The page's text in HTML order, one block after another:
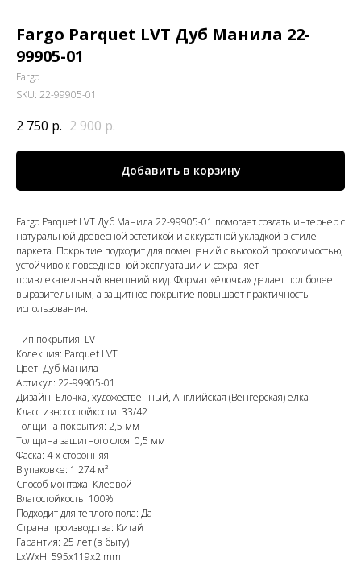
Fargo Parquet LVT Дуб Манила 22-
99905-01
Fargo
SKU: 22-99905-01
2 750 р. 2 900р.
Добавить в корзину
Fargo Parquet LVT Дуб Манила 22-99905-01 помогает создать интерьер с
натуральной древесной эстетикой и аккуратной укладкой в стиле
паркета. Покрытие подходит для помещений с высокой проходимостью,
устойчиво к повседневной эксплуатации и сохраняет
привлекательный внешний вид. Формат «ёлочка» делает пол более
выразительным, а защитное покрытие повышает практичность
использования.
Тип покрытия: LVT
Колекция: Parquet LVT
Цвет: Дуб Манила
Артикул: 22-99905-01
Дизайн: Елочка, художественный, Английская (Венгерская) елка
Класс износостойкости: 33/42
Толщина покрытия: 2,5 мм
Толщина защитного слоя: 0,5 мм
Фаска: 4-х сторонняя
В упаковке: 1.274 м²
Способ монтажа: Клеевой
Влагостойкость: 100%
Подходит для теплого пола: Да
Страна производства: Китай
Гарантия: 25 лет (в быту)
LxWxH: 595x119x2 mm